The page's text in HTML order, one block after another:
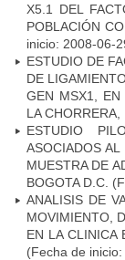
X5.1 DEL
POBLACIÓN
inicio: 2008-06-
ESTUDIO DE
DE
GEN MSX1, EN
LA
ESTUDIO
ASOCIADOS
MUESTRA DE
BOGOTA D.C.
ANALISIS DE
MOVIMIENTO,
EN LA CLINICA
(Fecha de